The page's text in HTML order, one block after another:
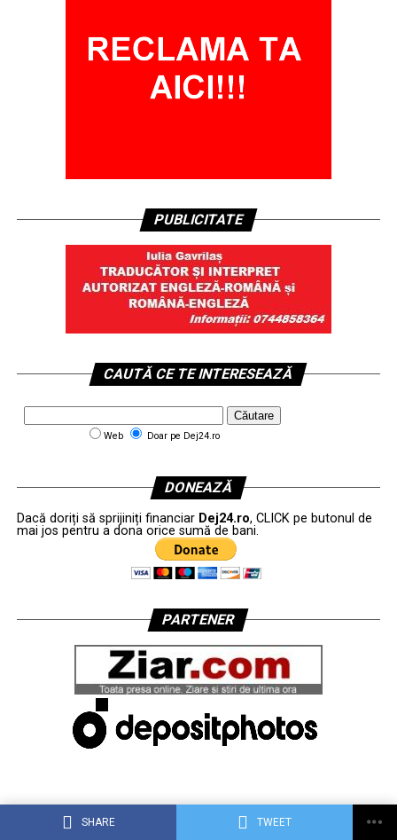
SHARE TWEET
PUBLICITATE
CAUTĂ CE TE INTERESEAZĂ
Web Doar pe Dej24.ro
DONEAZĂ
Dacă doriți să sprijiniți financiar Dej24.ro, CLICK pe butonul de
mai jos pentru a dona orice sumă de bani.
PARTENER